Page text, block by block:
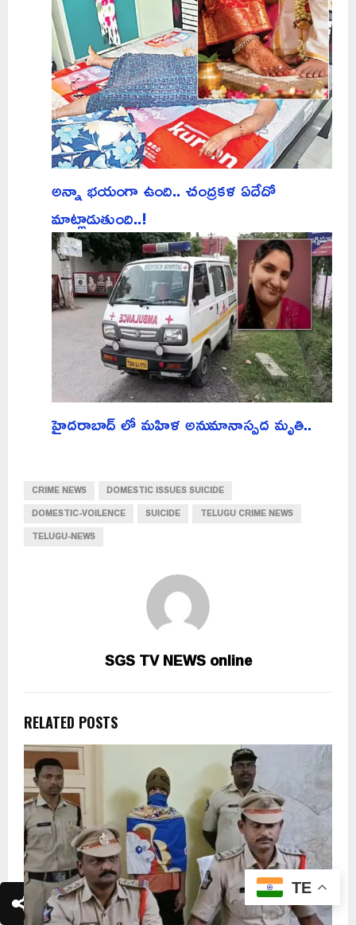
అన్నా భయంగా ఉంది.. చంద్రకళ ఏదేదో
మాట్లాడుతుంది..!
హైదరాబాద్ లో మహిళ అనుమానాస్పద మృతి..
CRIME NEWS
DOMESTIC ISSUES SUICIDE
DOMESTIC-VOILENCE
SUICIDE
TELUGU CRIME NEWS
TELUGU-NEWS
SGS TV NEWS online
RELATED POSTS
TE